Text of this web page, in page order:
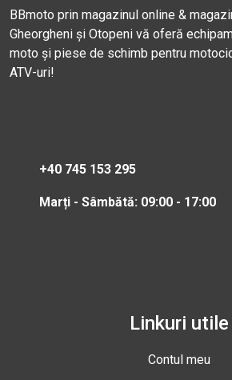
BBmoto prin magazinul online &
Gheorgheni și Otopeni vă oferă
moto și piese de schimb pentru
ATV-uri!
+40 745 153 295
Marți - Sâmbătă: 09:00 - 17:00
Linkuri utile
Contul meu